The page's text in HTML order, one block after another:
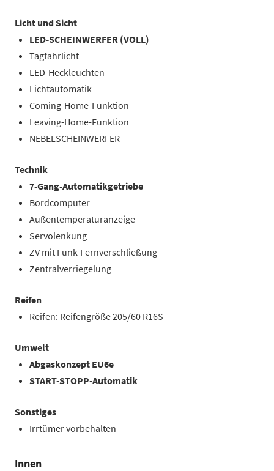
Licht und Sicht
LED-SCHEINWERFER (VOLL)
Tagfahrlicht
LED-Heckleuchten
Lichtautomatik
Coming-Home-Funktion
Leaving-Home-Funktion
NEBELSCHEINWERFER
Technik
7-Gang-Automatikgetriebe
Bordcomputer
Außentemperaturanzeige
Servolenkung
ZV mit Funk-Fernverschließung
Zentralverriegelung
Reifen
Reifen: Reifengröße 205/60 R16S
Umwelt
Abgaskonzept EU6e
START-STOPP-Automatik
Sonstiges
Irrtümer vorbehalten
Innen